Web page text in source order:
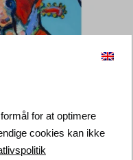
At være der for
x 130 cm
for at optimere
cookies kan ikke